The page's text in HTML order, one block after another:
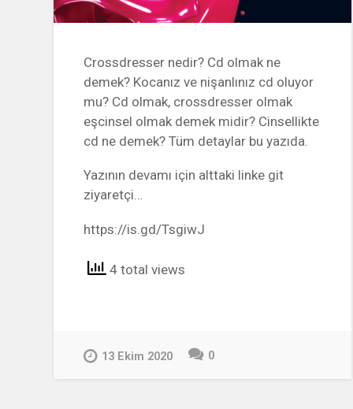
Crossdresser nedir? Cd olmak ne
demek? Kocanız ve nişanlınız cd oluyor
mu? Cd olmak, crossdresser olmak
eşcinsel olmak demek midir? Cinsellikte
cd ne demek? Tüm detaylar bu yazıda.
Yazının devamı için alttaki linke git
ziyaretçi…
https://is.gd/TsgiwJ
4 total views
13 Ekim 2020 0